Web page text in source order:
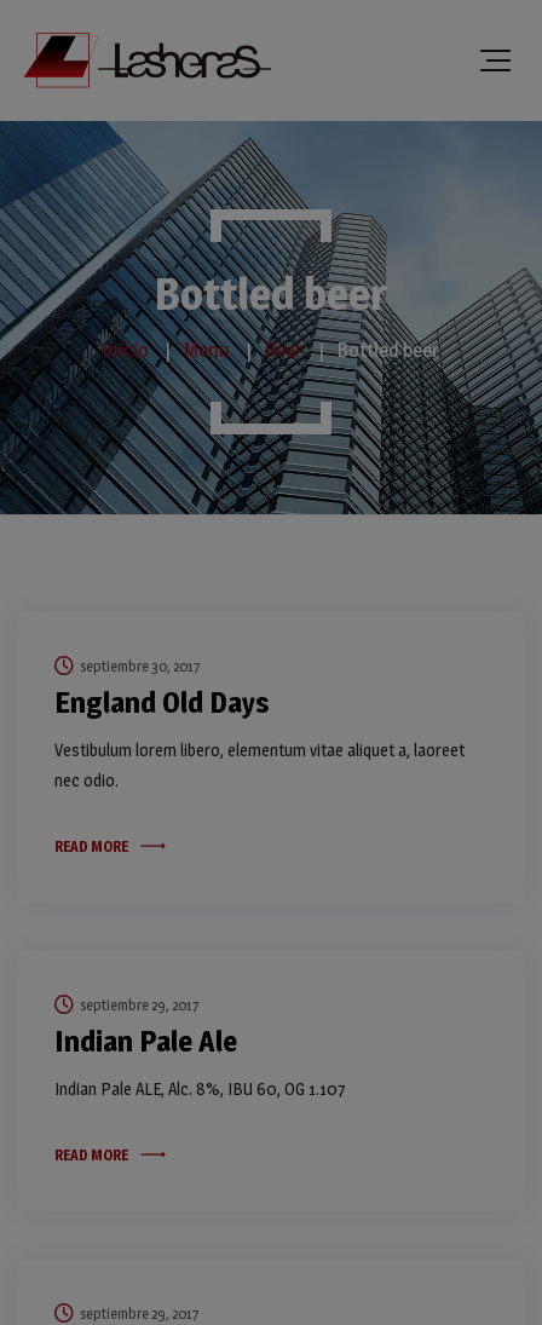
Bottled beer
Inicio Menu Beer Bottled beer
septiembre 30, 2017
England Old Days
Vestibulum lorem libero, elementum vitae aliquet a, laoreet
nec odio.
READ MORE
septiembre 29, 2017
Indian Pale Ale
Indian Pale ALE, Alc. 8%, IBU 60, OG 1.107
READ MORE
septiembre 29, 2017